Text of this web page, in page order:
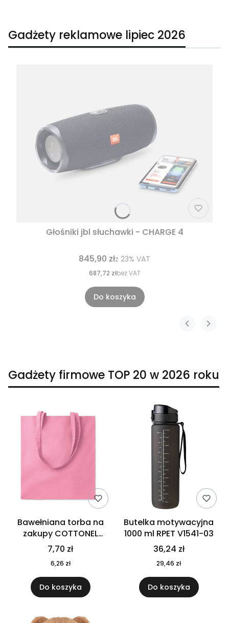
Gadżety reklamowe lipiec 2026
Głośniki jbl słuchawki - CHARGE 4
845,90 złz 23% VAT
687,72 złbez VAT
Do koszyka
Gadżety firmowe TOP 20 w 2026 roku
Bawełniana torba na
zakupy COTTONEL
COLOUR++ MO9846-11
7,70 zł
6,26 zł
Do koszyka
Butelka motywacyjna
1000 ml RPET V1541-03
36,24 zł
29,46 zł
Do koszyka